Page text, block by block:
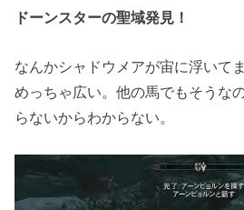
ドーンスターの聖域発見！
なんかシャドウメアが宙に浮いて
めっちゃ広い。他の馬でもそうな
らないからわからない。